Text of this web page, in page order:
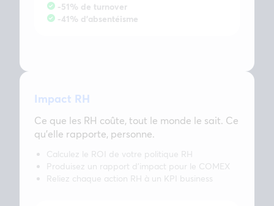
-51% de turnover
-41% d’absentéisme
Impact RH
Ce que les RH coûte, tout le monde le sait. Ce
qu’elle rapporte, personne.
Calculez le ROI de votre politique RH
Produisez un rapport d’impact pour le COMEX
Reliez chaque action RH à un KPI business